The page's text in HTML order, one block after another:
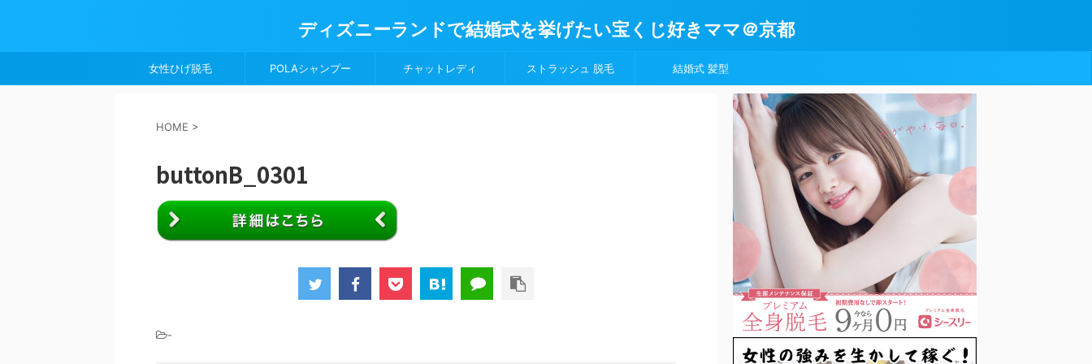
ディズニーランドで結婚式を挙げたい宝くじ好きママ＠京都
女性ひげ脱毛 POLAシャンプー チャットレディ ストラッシュ 脱毛 結婚式 髪型
HOME >
buttonB_0301
-